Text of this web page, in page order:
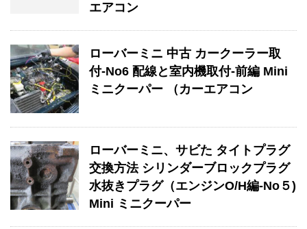
エアコン
ローバーミニ 中古 カークーラー取
付-No6 配線と室内機取付-前編 Mini
ミニクーパー （カーエアコン
ローバーミニ、サビた タイトプラグ
交換方法 シリンダーブロックプラグ
水抜きプラグ（エンジンO/H編-No５)
Mini ミニクーパー